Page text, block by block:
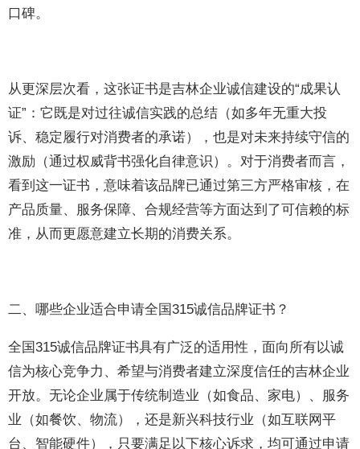
口碑。
从更深层次看，这张证书是吉林企业诚信建设的“成果认
证”：它既是对过往诚信实践的总结（如多年无重大投
诉、稳定履行对消费者的承诺），也是对未来持续守信的
激励（通过权威背书强化自律意识）。对于消费者而言，
看到这一证书，意味着该品牌已通过第三方严格审核，在
产品质量、服务保障、合规经营等方面达到了可信赖的标
准，从而更愿意建立长期的消费关系。
二、哪些企业适合申请全国315诚信品牌证书？
全国315诚信品牌证书具有广泛的适用性，面向所有以诚
信为核心竞争力、希望与消费者建立深度信任的吉林企业
开放。无论企业属于传统制造业（如食品、家电）、服务
业（如餐饮、物流），还是新兴科技行业（如互联网平
台、智能硬件），只要满足以下核心诉求，均可通过申请